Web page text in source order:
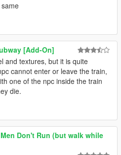
same
[Add-On]
and textures, but it is quite
cannot enter or leave the train,
one of the npc inside the train
die.
Don't Run (but walk while